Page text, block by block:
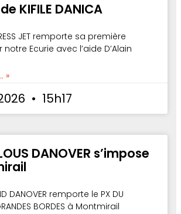
KIFILE DANICA
JET remporte sa première
Ecurie avec l’aide D’Alain
»
15h17
DANOVER s’impose
DANOVER remporte le PX DU
BORDES à Montmirail